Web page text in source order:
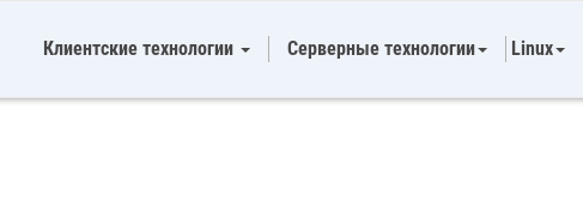
Клиентские технологии Серверные технологии Linux